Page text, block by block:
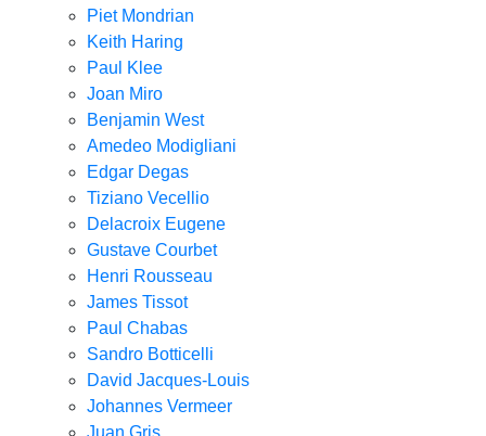
Piet Mondrian
Keith Haring
Paul Klee
Joan Miro
Benjamin West
Amedeo Modigliani
Edgar Degas
Tiziano Vecellio
Delacroix Eugene
Gustave Courbet
Henri Rousseau
James Tissot
Paul Chabas
Sandro Botticelli
David Jacques-Louis
Johannes Vermeer
Juan Gris